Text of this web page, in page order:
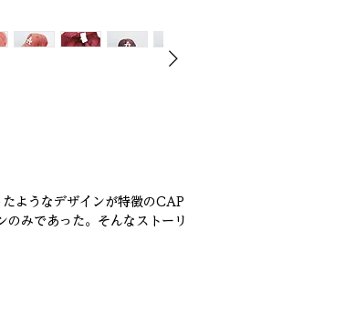
ようなデザインが特徴のCAP
のみであった。そんなストーリ